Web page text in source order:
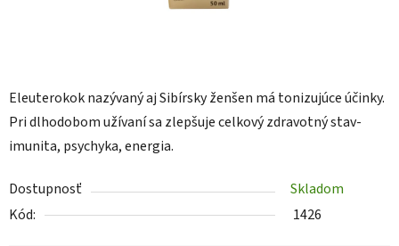
Eleuterokok nazývaný aj Sibírsky ženšen má tonizujúce účinky.
Pri dlhodobom užívaní sa zlepšuje celkový zdravotný stav-
imunita, psychyka, energia.
Dostupnosť
Skladom
Kód:
1426